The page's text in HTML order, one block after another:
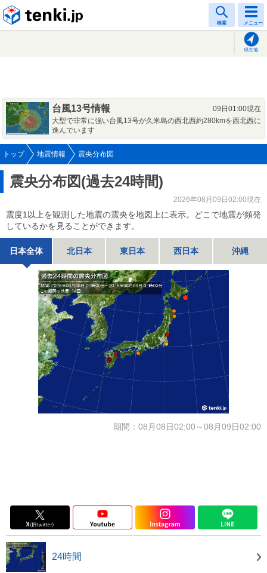
検索 メニュー
現在地
台風13号情報
09日01:00現在
大型で非常に強い台風13号が久米島の西北西約280kmを西北西に
進んでいます
トップ 地震情報 震央分布図
震央分布図(過去24時間)
2026年08月09日02:00現在
震度1以上を観測した地震の震央を地図上に表示。どこで地震が頻発
しているかを見ることができます。
日本全体 北日本 東日本 西日本 沖縄
期間：08月08日02:00～08月09日02:00
24時間